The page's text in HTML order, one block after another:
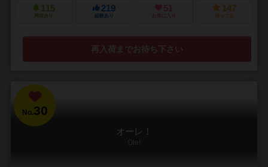
115
興味あり
219
経験あり
51
お気に入り
147
持ってる
再入荷までお待ち下さい
No.30
オーレ！
Ole!